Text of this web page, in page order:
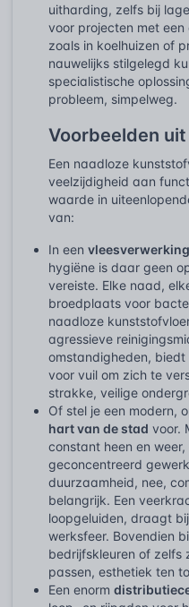
uitharding, zelfs bij
voor projecten met
zoals in koelhuizen of
nauwelijks stilgelegd
specialistische
probleem, simpelweg.
Voorbeelden
Een naadloze
veelzijdigheid aan
waarde in
van:
In een
hygiëne is daar geen
vereiste. Elke naad,
broedplaats voor
naadloze
agressieve
omstandigheden, biedt
voor vuil om zich te
strakke, veilige
Of stel je een modern,
hart van de stad voor.
constant heen en
geconcentreerd
duurzaamheid, nee,
belangrijk. Een
loopgeluiden, draagt
werksfeer. Bovendien
bedrijfskleuren of zelfs
passen, esthetiek ten
Een enorm